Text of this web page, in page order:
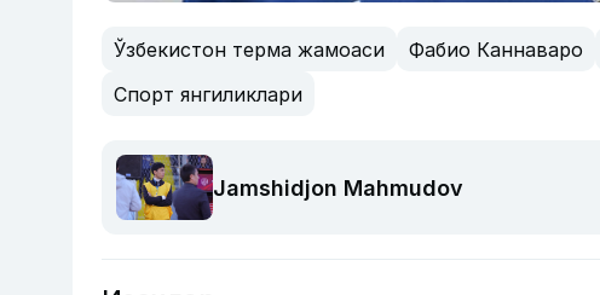
Ўзбекистон терма жамоаси Фабио Каннаваро
Спорт янгиликлари
Jamshidjon Mahmudov